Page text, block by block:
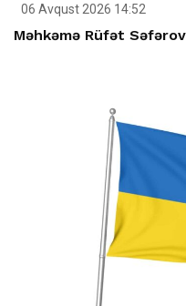
06 Avqust 2026 14:52
Məhkəmə Rüfət